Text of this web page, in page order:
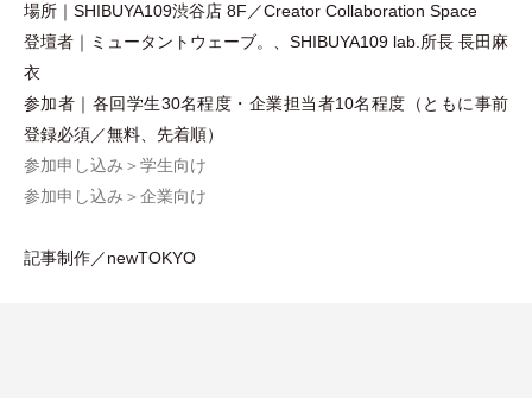
場所｜SHIBUYA109渋谷店 8F／Creator Collaboration Space
登壇者｜ミュータントウェーブ。、SHIBUYA109 lab.所長 長田麻
衣
参加者｜各回学生30名程度 ・ 企業担当者10名程度 （ ともに事前
登録必須／無料、先着順）
参加申し込み＞ 学生向け
参加申し込み＞ 企業向け
記事制作／newTOKYO